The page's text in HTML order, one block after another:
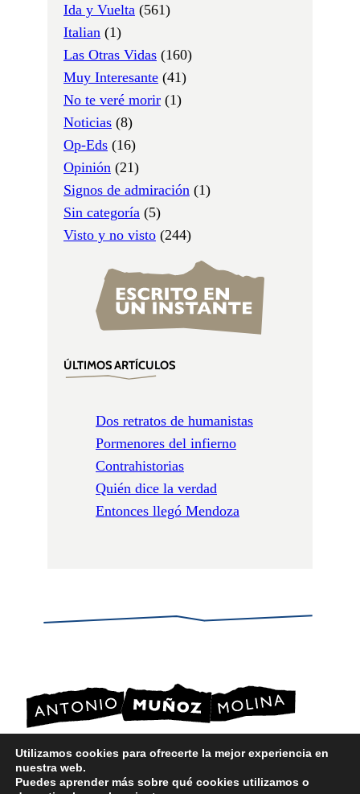
Ida y Vuelta (561)
Italian (1)
Las Otras Vidas (160)
Muy Interesante (41)
No te veré morir (1)
Noticias (8)
Op-Eds (16)
Opinión (21)
Signos de admiración (1)
Sin categoría (5)
Visto y no visto (244)
ÚLTIMOS ARTÍCULOS
Dos retratos de humanistas
Pormenores del infierno
Contrahistorias
Quién dice la verdad
Entonces llegó Mendoza
POLÍTICA DE COOKIES
Utilizamos cookies para ofrecerte la mejor experiencia en
nuestra web.
Puedes aprender más sobre qué cookies utilizamos o